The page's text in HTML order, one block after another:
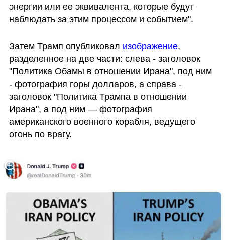
энергии или ее эквивалента, которые будут
наблюдать за этим процессом и событием".
Затем Трамп опубликовал изображение,
разделенное на две части: слева - заголовок
"Политика Обамы в отношении Ирана", под ним
- фотография горы долларов, а справа -
заголовок "Политика Трампа в отношении
Ирана", а под ним — фотография
американского военного корабля, ведущего
огонь по врагу.